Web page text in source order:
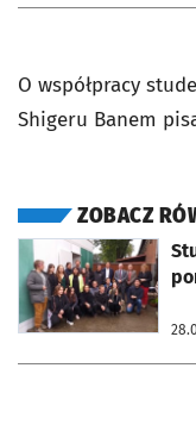
O współpracy
Shigeru Banem
ZOBACZ
otworzy się w nowej karcie